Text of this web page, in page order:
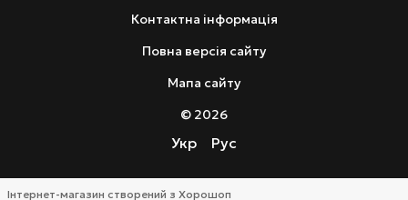
Контактна інформація
Повна версія сайту
Мапа сайту
© 2026
Укр Рус
Інтернет-магазин створений з Хорошоп